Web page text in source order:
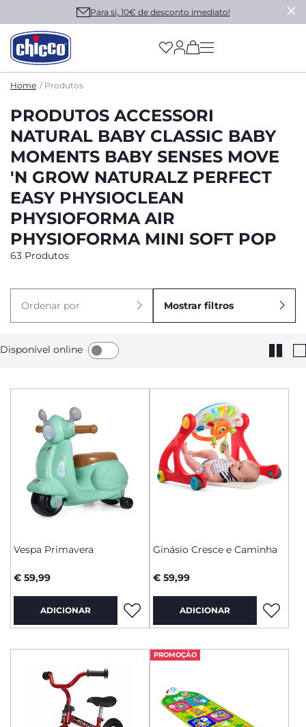
Para si, 10€ de desconto imediato!
(has more options
Home Produtos
PRODUTOS ACCESSORI
NATURAL BABY CLASSIC BABY
MOMENTS BABY SENSES MOVE
'N GROW NATURALZ PERFECT
EASY PHYSIOCLEAN
PHYSIOFORMA AIR
PHYSIOFORMA MINI SOFT POP
63 Produtos
Ordenar por Mostrar filtros
Disponível online
Vespa Primavera
€ 59,99
ADICIONAR
Ginásio Cresce e Caminha
€ 59,99
ADICIONAR
PROMOÇÃO